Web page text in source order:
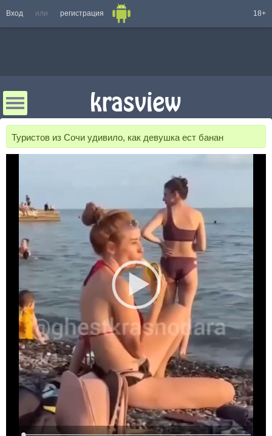
Вход или регистрация 18+
Туристов из Сочи удивило, как девушка ест банан